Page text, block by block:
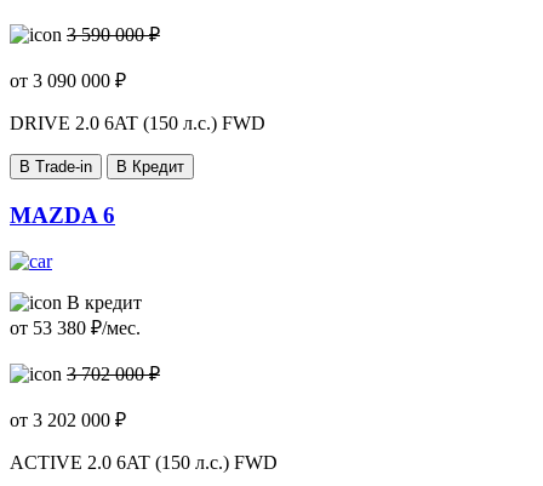
3 590 000 ₽
от 3 090 000 ₽
DRIVE 2.0 6AT (150 л.с.) FWD
В Trade-in В Кредит
MAZDA 6
В кредит
от 53 380 ₽/мес.
3 702 000 ₽
от 3 202 000 ₽
ACTIVE 2.0 6AT (150 л.с.) FWD